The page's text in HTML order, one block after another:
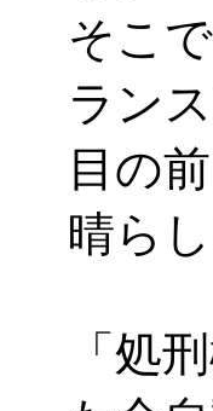
そこ
ラン
目の
晴ら
「処